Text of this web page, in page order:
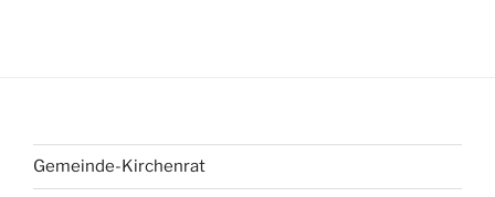
Gemeinde-Kirchenrat